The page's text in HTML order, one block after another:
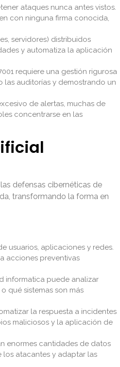
ataques nunca antes vistos.
con ninguna firma conocida,
servidores) distribuidos
y automatiza la aplicación
requiere una gestión rigurosa
las auditorías y demostrando un
de alertas, muchas de
concentrarse en las
defensas cibernéticas de
transformando la forma en
usuarios, aplicaciones y redes.
acciones preventivas
informatica puede analizar
qué sistemas son más
la respuesta a incidentes
maliciosos y la aplicación de
enormes cantidades de datos
los atacantes y adaptar las